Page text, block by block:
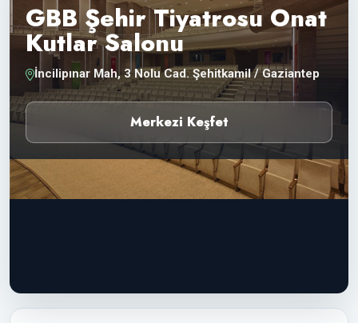
GBB Şehir Tiyatrosu Onat
Kutlar Salonu
İncilipınar Mah, 3 Nolu Cad. Şehitkamil / Gaziantep
Merkezi Keşfet